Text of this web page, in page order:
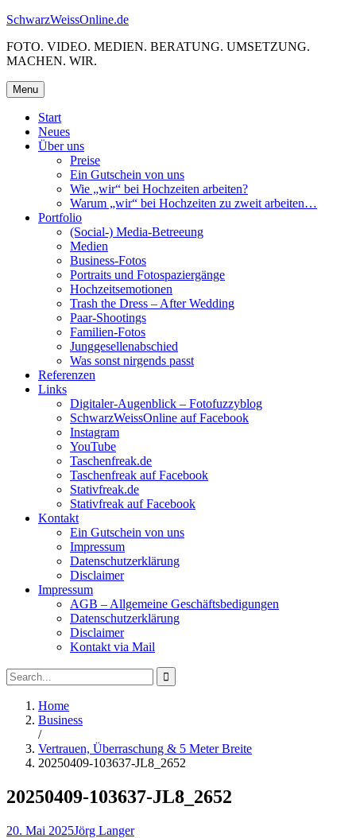
Skip
content
SchwarzWeissOnline.de
FOTO. VIDEO. MEDIEN. BERATUNG. UMSETZUNG.
MACHEN. WIR.
Menu
Start
Neues
Über uns
Preise
Ein Gutschein von uns
Wie „wir“ bei Hochzeiten arbeiten?
Warum „wir“ bei Hochzeiten zu zweit arbeiten…
Portfolio
(Social-) Media-Betreeung
Medien
Business-Fotos
Portraits und Fotospaziergänge
Hochzeitsemotionen
Trash the Dress – After Wedding
Paar-Shootings
Familien-Fotos
Junggesellenabschied
Was sonst nirgends passt
Referenzen
Links
Digitaler-Augenblick – Fotofuzzyblog
SchwarzWeissOnline auf Facebook
Instagram
YouTube
Taschenfreak.de
Taschenfreak auf Facebook
Stativfreak.de
Stativfreak auf Facebook
Kontakt
Ein Gutschein von uns
Impressum
Datenschutzerklärung
Disclaimer
Impressum
AGB – Allgemeine Geschäftsbedigungen
Datenschutzerklärung
Disclaimer
Kontakt via Mail
Search
Search
for:
Home
Business
/
Vertrauen, Überraschung & 5 Meter Breite
20250409-103637-JL8_2652
20250409-103637-JL8_2652
20. Mai 2025Jörg Langer